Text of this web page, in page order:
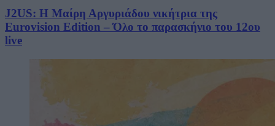
J2US: Η Μαίρη Αργυριάδου νικήτρια της
Eurovision Edition – Όλο το παρασκήνιο του 12ου
live